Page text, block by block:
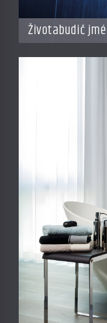
Životabudič